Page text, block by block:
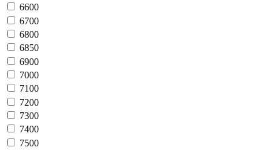
6600
6700
6800
6850
6900
7000
7100
7200
7300
7400
7500